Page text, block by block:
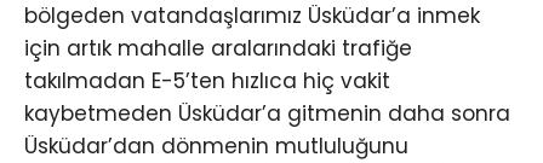
bölgeden vatandaşlarımız Üsküdar’a inmek
için artık mahalle aralarındaki trafiğe
takılmadan E-5’ten hızlıca hiç vakit
kaybetmeden Üsküdar’a gitmenin daha sonra
Üsküdar’dan dönmenin mutluluğunu